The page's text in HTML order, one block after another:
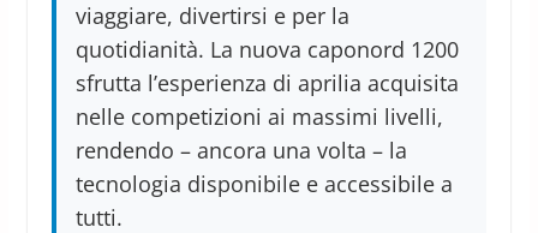
viaggiare, divertirsi e per la
quotidianità. La nuova caponord 1200
sfrutta l’esperienza di aprilia acquisita
nelle competizioni ai massimi livelli,
rendendo – ancora una volta – la
tecnologia disponibile e accessibile a
tutti.